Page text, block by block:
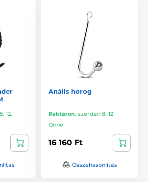
12.
Anális horog
Raktáron, szerdán 8. 12.
Önnél
16 160 Ft
Összehasonlítás